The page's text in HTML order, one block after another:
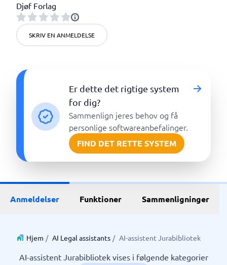
Djøf Forlag
SKRIV EN ANMELDELSE
Er dette det rigtige system
for dig?
Sammenlign jeres behov og få
personlige softwareanbefalinger.
FIND DET RETTE SYSTEM
Anmeldelser Funktioner Sammenligninger
Hjem / AI Legal assistants / AI-assistent Jurabibliotek
AI-assistent Jurabibliotek vises i følgende kategorier